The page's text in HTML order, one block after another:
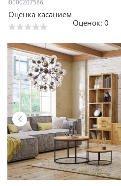
I0000207586
Оценка касанием
Оценок: 0